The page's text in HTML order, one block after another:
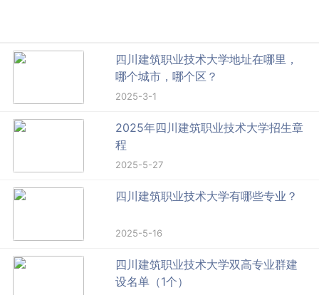
四川建筑职业技术大学地址在哪里，
哪个城市，哪个区？
2025-3-1
2025年四川建筑职业技术大学招生章
程
2025-5-27
四川建筑职业技术大学有哪些专业？
2025-5-16
四川建筑职业技术大学双高专业群建
设名单（1个）